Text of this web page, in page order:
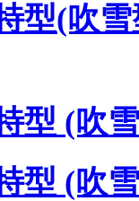
型(吹
型 (吹
型 (吹